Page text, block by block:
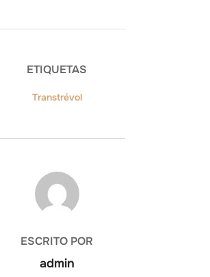
ETIQUETAS
Transtrévol
AUTOR DE LA ENTRADA
ESCRITO POR
admin